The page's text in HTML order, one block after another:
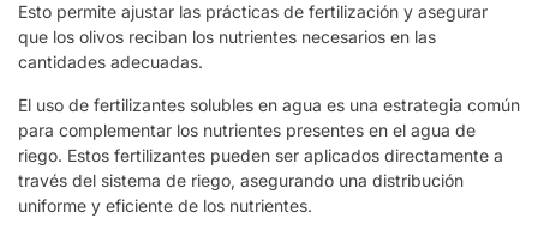
Esto permite ajustar las prácticas de fertilización y asegurar
que los olivos reciban los nutrientes necesarios en las
cantidades adecuadas.
El uso de fertilizantes solubles en agua es una estrategia común
para complementar los nutrientes presentes en el agua de
riego. Estos fertilizantes pueden ser aplicados directamente a
través del sistema de riego, asegurando una distribución
uniforme y eficiente de los nutrientes.